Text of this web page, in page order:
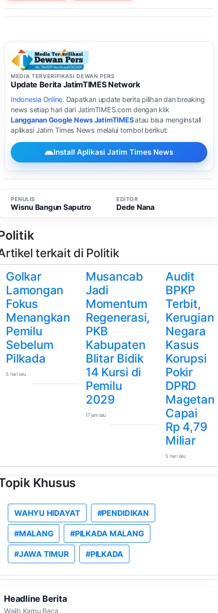
MEDIA TERVERIFIKASI DEWAN PERS
Update Berita JatimTIMES Network
Indonesia Online. Dapatkan update berita pilihan dan breaking
news setiap hari dari JatimTIMES.com dengan klik
Langganan Google News JatimTIMESatau bisa menginstall
aplikasi Jatim Times News melalui tombol berikut:
Install Aplikasi Jatim Times News
PENULIS
Wisnu Bangun Saputro
EDITOR
Dede Nana
terkait di Politik
Golkar
Lamongan
Fokus
Menangkan
Pemilu
Sebelum
Pilkada
5 hari lalu
Musancab
Jadi
Momentum
Regenerasi,
PKB
Kabupaten
Blitar Bidik
14 Kursi di
Pemilu
2029
17 jam lalu
Audit
BPKP
Terbit,
Kerugian
Negara
Kasus
Korupsi
Pokir
DPRD
Magetan
Capai
Rp 4,79
Miliar
5 hari lalu
Khusus
WAHYU HIDAYAT #PENDIDIKAN
#MALANG #PILKADA MALANG
#JAWA TIMUR #PILKADA
Headline Berita
Wajib Kamu Baca